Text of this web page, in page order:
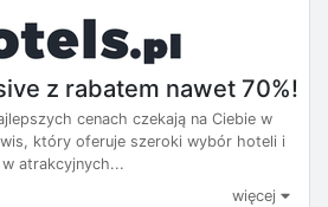
z rabatem nawet 70%!
cenach czekają na Ciebie w
który oferuje szeroki wybór hoteli i
atrakcyjnych...
więcej